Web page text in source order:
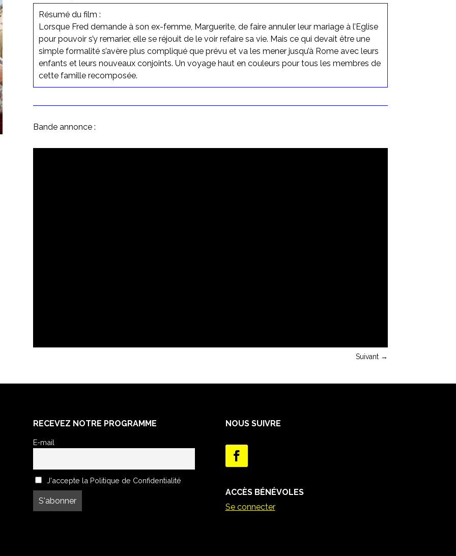
Résumé du film :
Lorsque Fred demande à son ex-femme, Marguerite, de faire annuler leur mariage à l’Eglise
pour pouvoir s’y remarier, elle se réjouit de le voir refaire sa vie. Mais ce qui devait être une
simple formalité s’avère plus compliqué que prévu et va les mener jusqu’à Rome avec leurs
enfants et leurs nouveaux conjoints. Un voyage haut en couleurs pour tous les membres de
cette famille recomposée.
Bande annonce :
Suivant→
RECEVEZ NOTRE PROGRAMME
E-mail
J'accepte la Politique de Confidentialité
NOUS SUIVRE
ACCÈS BÉNÉVOLES
Se connecter